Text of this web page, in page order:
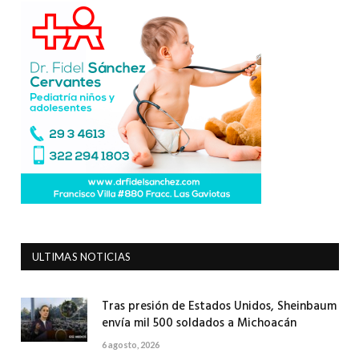
ULTIMAS NOTICIAS
Tras presión de Estados Unidos, Sheinbaum
envía mil 500 soldados a Michoacán
6 agosto, 2026